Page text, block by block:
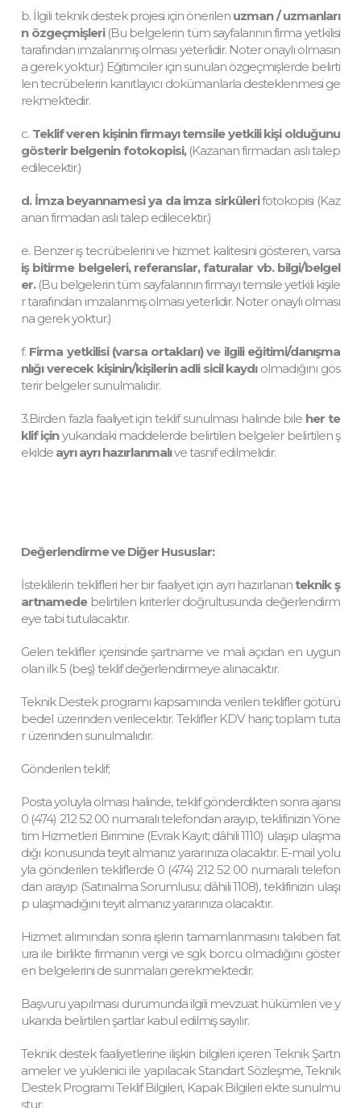
b. İlgili teknik destek projesi için önerilen uzman / uzmanları
n özgeçmişleri(Bu belgelerin tüm sayfalarının firma yetkilisi
tarafından imzalanmış olması yeterlidir. Noter onaylı olmasın
a gerek yoktur.) Eğitimciler için sunulan özgeçmişlerde belirti
len tecrübelerin kanıtlayıcı dokümanlarla desteklenmesi ge
rekmektedir.
c. Teklif veren kişinin firmayı temsile yetkili kişi olduğunu
gösterir belgenin fotokopisi,(Kazanan firmadan aslı talep
edilecektir.)
d. İmza beyannamesi ya da imza sirkülerifotokopisi (Kaz
anan firmadan aslı talep edilecektir.)
e. Benzer iş tecrübelerini ve hizmet kalitesini gösteren, varsa
iş bitirme belgeleri, referanslar, faturalar vb. bilgi/belgel
er. (Bu belgelerin tüm sayfalarının firmayı temsile yetkili kişile
r tarafından imzalanmış olması yeterlidir. Noter onaylı olması
na gerek yoktur.)
f. Firma yetkilisi (varsa ortakları) ve ilgili eğitimi/danışma
nlığı verecek kişinin/kişilerin adli sicil kaydıolmadığını gös
terir belgeler sunulmalıdır.
3.Birden fazla faaliyet için teklif sunulması halinde bile her te
klif içinyukarıdaki maddelerde belirtilen belgeler belirtilen ş
ekilde ayrı ayrı hazırlanmalıve tasnif edilmelidir.
Değerlendirme ve Diğer Hususlar:
İsteklilerin teklifleri her bir faaliyet için ayrı hazırlananteknik ş
artnamedebelirtilen kriterler doğrultusunda değerlendirm
eye tabi tutulacaktır.
Gelen teklifler içerisinde şartname ve mali açıdan en uygun
olan ilk 5 (beş) teklif değerlendirmeye alınacaktır.
Teknik Destek programı kapsamında verilen teklifler götürü
bedel üzerinden verilecektir. Teklifler KDV hariç toplam tuta
r üzerinden sunulmalıdır.
Gönderilen teklif;
Posta yoluyla olması halinde, teklif gönderdikten sonra ajansı
0 (474) 212 52 00 numaralı telefondan arayıp, teklifinizin Yöne
tim Hizmetleri Birimine (Evrak Kayıt; dâhili 1110) ulaşıp ulaşma
dığı konusunda teyit almanız yararınıza olacaktır. E-mail yolu
yla gönderilen tekliflerde 0 (474) 212 52 00 numaralı telefon
dan arayıp (Satınalma Sorumlusu; dâhili 1108), teklifinizin ulaşı
p ulaşmadığını teyit almanız yararınıza olacaktır.
Hizmet alımından sonra işlerin tamamlanmasını takiben fat
ura ile birlikte firmanın vergi ve sgk borcu olmadığını göster
en belgelerini de sunmaları gerekmektedir.
Başvuru yapılması durumunda ilgili mevzuat hükümleri ve y
ukarıda belirtilen şartlar kabul edilmiş sayılır.
Teknik destek faaliyetlerine ilişkin bilgileri içeren Teknik Şartn
ameler ve yüklenici ile yapılacak Standart Sözleşme, Teknik
Destek Programı Teklif Bilgileri, Kapak Bilgileri ekte sunulmu
ştur.